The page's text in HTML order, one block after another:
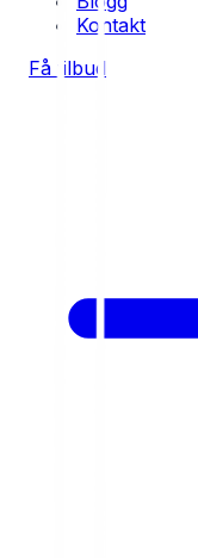
Kontakt
Få tilbud